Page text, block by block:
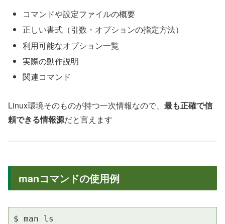
コマンドや設定ファイルの概要
正しい書式（引数・オプションの指定方法）
利用可能なオプション一覧
実際の動作説明
関連コマンド
Linux環境そのものが持つ一次情報なので、 最も正確で信
頼できる情報源だと言えます
manコマンドの使用例
$ man ls